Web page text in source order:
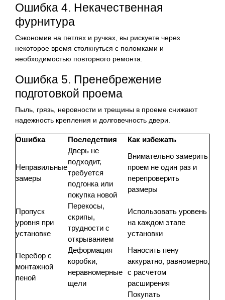
Ошибка 4. Некачественная
фурнитура
Сэкономив на петлях и ручках, вы рискуете через
некоторое время столкнуться с поломками и
необходимостью повторного ремонта.
Ошибка 5. Пренебрежение
подготовкой проема
Пыль, грязь, неровности и трещины в проеме снижают
надежность крепления и долговечность двери.
Ошибка Последствия Как избежать
Неправильные
замеры
Дверь не
подходит,
требуется
подгонка или
покупка новой
Внимательно замерить
проем не один раз и
перепроверить
размеры
Пропуск
уровня при
установке
Перекосы,
скрипы,
трудности с
открыванием
Использовать уровень
на каждом этапе
установки
Перебор с
монтажной
пеной
Деформация
коробки,
неравномерные
щели
Наносить пену
аккуратно, равномерно,
с расчетом
расширения
Покупать